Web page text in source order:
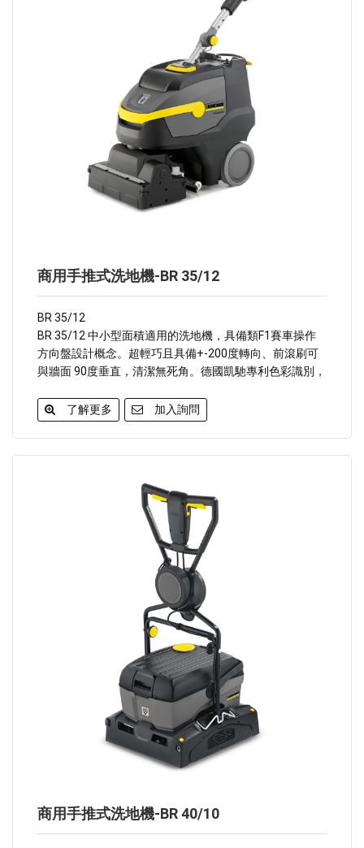
商用手推式洗地機-BR 35/12
BR 35/12
BR 35/12 中小型面積適用的洗地機，具備類F1賽車操作
方向盤設計概念。超輕巧且具備+-200度轉向、前滾刷可
與牆面 90度垂直，清潔無死角。德國凱馳專利色彩識別，
水吸塵一機搞定。
了解更多 加入詢問
商用手推式洗地機-BR 40/10